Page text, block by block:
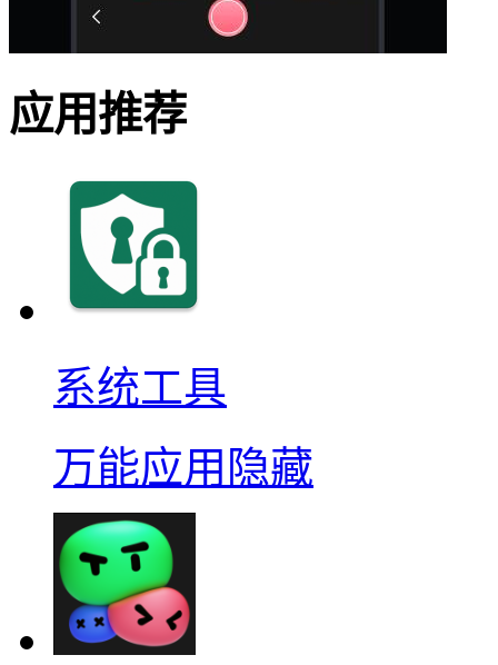
应用推荐
系统工具
万能应用隐藏